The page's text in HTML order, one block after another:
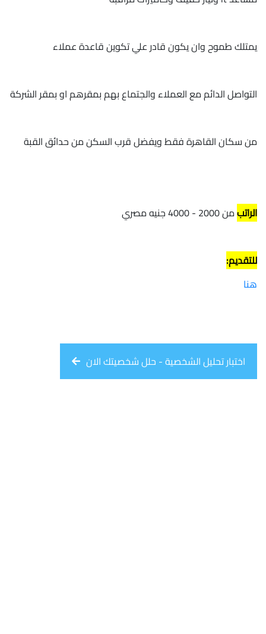
يمتلك طموح وان يكون قادر علي تكوين قاعدة عملاء
التواصل الدائم مع العملاء والجتماع بهم بمقرهم او بمقر الشركة
من سكان القاهرة فقط ويفضل قرب السكن من حدائق القبة
الراتبمن 2000 - 4000 جنيه مصري
للتقديم:
هنا
اختبار تحليل الشخصية - حلل شخصيتك الان